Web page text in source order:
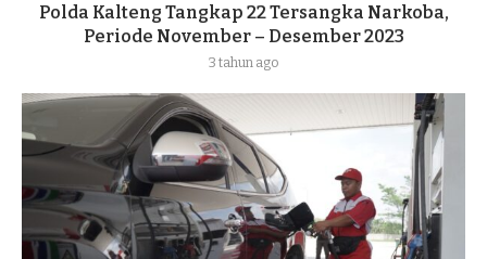
Polda Kalteng Tangkap 22 Tersangka Narkoba,
Periode November – Desember 2023
3 tahun ago